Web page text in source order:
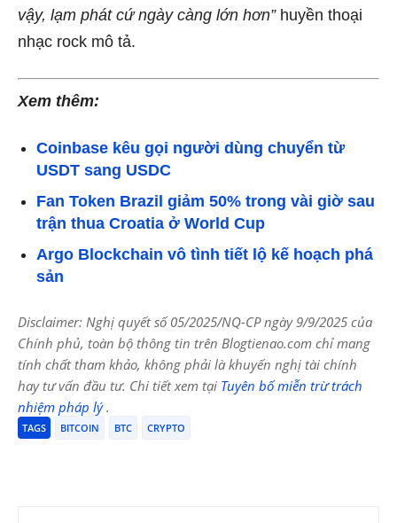
vậy, lạm phát cứ ngày càng lớn hơn”huyền thoại
nhạc rock mô tả.
Xem thêm:
Coinbase kêu gọi người dùng chuyển từ
USDT sang USDC
Fan Token Brazil giảm 50% trong vài giờ sau
trận thua Croatia ở World Cup
Argo Blockchain vô tình tiết lộ kế hoạch phá
sản
Disclaimer: Nghị quyết số 05/2025/NQ-CP ngày 9/9/2025 của
Chính phủ, toàn bộ thông tin trên Blogtienao.com chỉ mang
tính chất tham khảo, không phải là khuyến nghị tài chính
hay tư vấn đầu tư. Chi tiết xem tại Tuyên bố miễn trừ trách
nhiệm pháp lý.
TAGS BITCOIN BTC CRYPTO